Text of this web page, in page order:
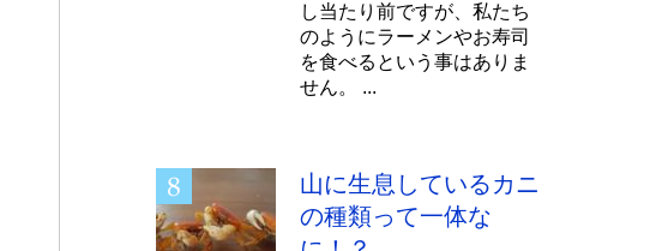
し当たり前ですが、私たち
のようにラーメンやお寿司
を食べるという事はありま
せん。 ...
山に生息しているカニ
の種類って一体な